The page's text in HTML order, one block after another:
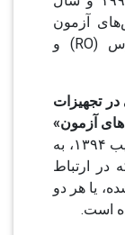
عملکرد تجهیزات غشایی اسمزمعکوس (RO) و
با شماره استاندارد ۱۹۸۵۲ و سال تصویب ۱۳۹۴، به
دو